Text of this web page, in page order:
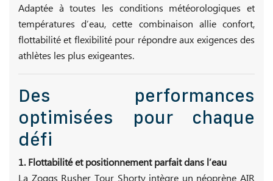
Adaptée à toutes les conditions météorologiques et
températures d’eau, cette combinaison allie confort,
flottabilité et flexibilité pour répondre aux exigences des
athlètes les plus exigeantes.
Des performances
optimisées pour chaque
défi
1. Flottabilité et positionnement parfait dans l’eau